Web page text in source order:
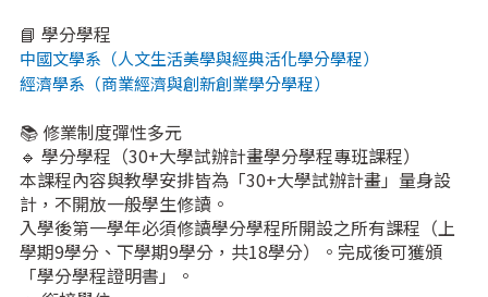
📘 學分學程
中國文學系（人文生活美學與經典活化學分學程）
經濟學系（商業經濟與創新創業學分學程）
📚 修業制度彈性多元
🔹 學分學程（30+大學試辦計畫學分學程專班課程）
本課程內容與教學安排皆為「30+大學試辦計畫」量身設
計，不開放一般學生修讀。
入學後第一學年必須修讀學分學程所開設之所有課程（上
學期9學分、下學期9學分，共18學分）。完成後可獲頒
「學分學程證明書」。